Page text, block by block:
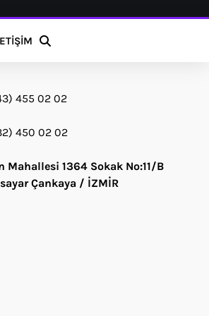
455 02 02
450 02 02
Mahallesi 1364 Sokak No:11/B
Çankaya / İZMİR